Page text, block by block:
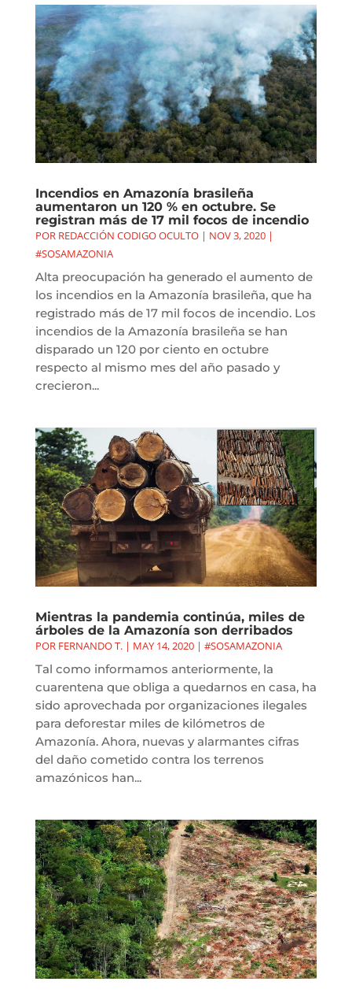
Incendios en Amazonía brasileña
aumentaron un 120 % en octubre. Se
registran más de 17 mil focos de incendio
POR REDACCIÓN CODIGO OCULTO| NOV 3, 2020|
#SOSAMAZONIA
Alta preocupación ha generado el aumento de
los incendios en la Amazonía brasileña, que ha
registrado más de 17 mil focos de incendio. Los
incendios de la Amazonía brasileña se han
disparado un 120 por ciento en octubre
respecto al mismo mes del año pasado y
crecieron...
Mientras la pandemia continúa, miles de
árboles de la Amazonía son derribados
POR FERNANDO T.| MAY 14, 2020| #SOSAMAZONIA
Tal como informamos anteriormente, la
cuarentena que obliga a quedarnos en casa, ha
sido aprovechada por organizaciones ilegales
para deforestar miles de kilómetros de
Amazonía. Ahora, nuevas y alarmantes cifras
del daño cometido contra los terrenos
amazónicos han...